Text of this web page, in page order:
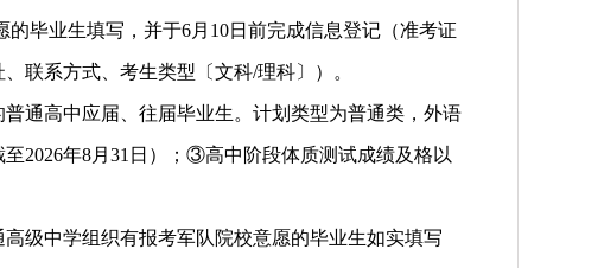
毕业生填写，并于6月10日前完成信息登记（准考证
联系方式、考生类型〔文科/理科〕）。
通高中应届、往届毕业生。计划类型为普通类，外语
2026年8月31日）；③高中阶段体质测试成绩及格以
级中学组织有报考军队院校意愿的毕业生如实填写